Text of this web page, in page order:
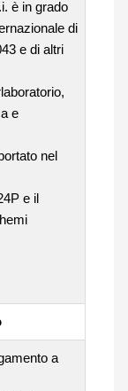
è in grado
di
e di altri
e
nel
e il
a